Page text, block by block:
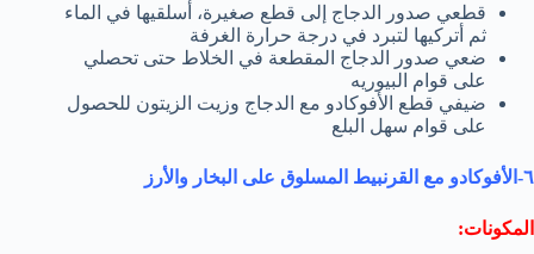
قطعي صدور الدجاج إلى قطع صغیرة، أسلقیھا في الماء
ثم أتركیھا لتبرد في درجة حرارة الغرفة
ضعي صدور الدجاج المقطعة في الخلاط حتى تحصلي
على قوام البیوریه
ضیفي قطع الأفوكادو مع الدجاج وزیت الزیتون للحصول
على قوام سھل البلع
٦-الأفوكادو مع القرنبیط المسلوق على البخار والأرز
المكونات: